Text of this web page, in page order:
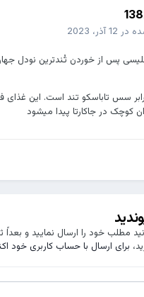
در 12 آذر، 2023
4 هزار برابر سس تاباسکو تند است. این
کوچک در جاکارتا پیدا میشود
مطلب خود را ارسال نمایید و بعداً
برای ارسال با حساب کاربری خود